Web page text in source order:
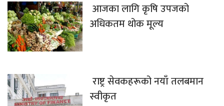
आजका लागि कृषि उपजको
अधिकतम थोक मूल्य
राष्ट्र सेवकहरूको नयाँ तलबमान
स्वीकृत